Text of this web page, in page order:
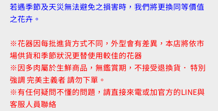
若遇季節及天災無法避免之損害時，我們將更換同等價值
之花卉。
※花器因每批進貨方式不同，外型會有差異，本店將依市
場供貨和季節狀況更替使用較佳的花器
※因多肉屬於生鮮商品，無鑑賞期，不接受退換貨． 特別
強調 完美主義者 請勿下單。
※有任何疑問不懂的問題，請直接來電或加官方的LINE與
客服人員聯絡